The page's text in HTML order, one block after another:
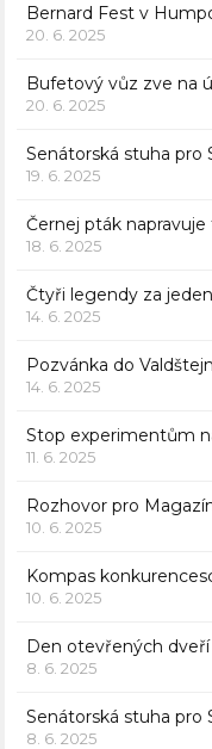
Bernard Fest v
20. 6. 2025
Bufetový vůz zve na
20. 6. 2025
Senátorská stuha pro
19. 6. 2025
Černej pták
18. 6. 2025
Čtyři legendy za
14. 6. 2025
Pozvánka do
14. 6. 2025
Stop experimentům
11. 6. 2025
Rozhovor pro
10. 6. 2025
Kompas
10. 6. 2025
Den otevřených
8. 6. 2025
Senátorská stuha pro
8. 6. 2025